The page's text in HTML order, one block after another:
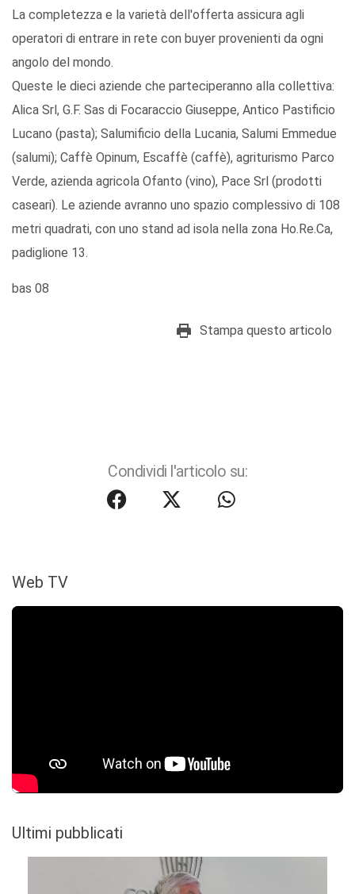
La completezza e la varietà dell'offerta assicura agli
operatori di entrare in rete con buyer provenienti da ogni
angolo del mondo.
Queste le dieci aziende che parteciperanno alla collettiva:
Alica Srl, G.F. Sas di Focaraccio Giuseppe, Antico Pastificio
Lucano (pasta); Salumificio della Lucania, Salumi Emmedue
(salumi); Caffè Opinum, Escaffè (caffè), agriturismo Parco
Verde, azienda agricola Ofanto (vino), Pace Srl (prodotti
caseari). Le aziende avranno uno spazio complessivo di 108
metri quadrati, con uno stand ad isola nella zona Ho.Re.Ca,
padiglione 13.
bas 08
Stampa questo articolo
Condividi l'articolo su:
Web TV
Ultimi pubblicati